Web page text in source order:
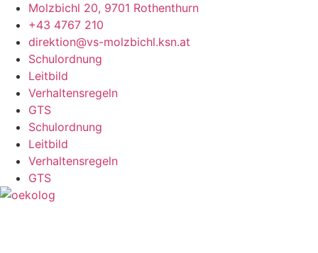
Molzbichl 20, 9701 Rothenthurn
+43 4767 210
direktion@vs-molzbichl.ksn.at
Schulordnung
Leitbild
Verhaltensregeln
GTS
Schulordnung
Leitbild
Verhaltensregeln
GTS